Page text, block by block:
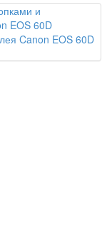
Canon EOS 60D